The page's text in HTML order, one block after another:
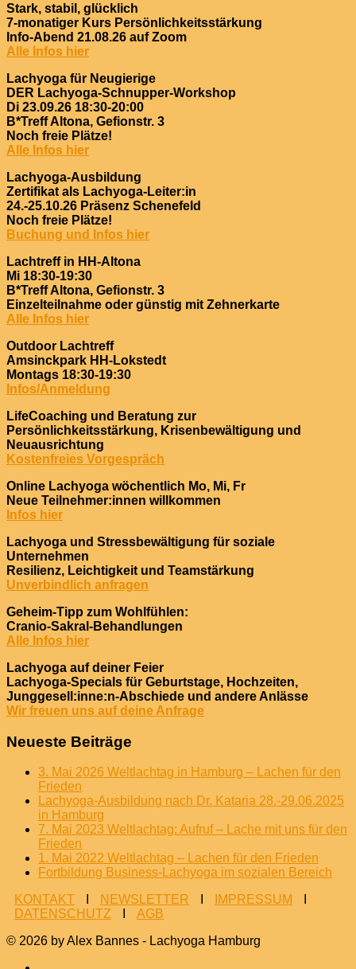
Stark, stabil, glücklich
7-monatiger Kurs Persönlichkeitsstärkung
Info-Abend 21.08.26 auf Zoom
Alle Infos hier
Lachyoga für Neugierige
DER Lachyoga-Schnupper-Workshop
Di 23.09.26 18:30-20:00
B*Treff Altona, Gefionstr. 3
Noch freie Plätze!
Alle Infos hier
Lachyoga-Ausbildung
Zertifikat als Lachyoga-Leiter:in
24.-25.10.26 Präsenz Schenefeld
Noch freie Plätze!
Buchung und Infos hier
Lachtreff in HH-Altona
Mi 18:30-19:30
B*Treff Altona, Gefionstr. 3
Einzelteilnahme oder günstig mit Zehnerkarte
Alle Infos hier
Outdoor Lachtreff
Amsinckpark HH-Lokstedt
Montags 18:30-19:30
Infos/Anmeldung
LifeCoaching und Beratung zur
Persönlichkeitsstärkung, Krisenbewältigung und
Neuausrichtung
Kostenfreies Vorgespräch
Online Lachyoga wöchentlich Mo, Mi, Fr
Neue Teilnehmer:innen willkommen
Infos hier
Lachyoga und Stressbewältigung für soziale
Unternehmen
Resilienz, Leichtigkeit und Teamstärkung
Unverbindlich anfragen
Geheim-Tipp zum Wohlfühlen:
Cranio-Sakral-Behandlungen
Alle Infos hier
Lachyoga auf deiner Feier
Lachyoga-Specials für Geburtstage, Hochzeiten,
Junggesell:inne:n-Abschiede und andere Anlässe
Wir freuen uns auf deine Anfrage
Neueste Beiträge
3. Mai 2026 Weltlachtag in Hamburg – Lachen für den
Frieden
Lachyoga-Ausbildung nach Dr. Kataria 28.-29.06.2025
in Hamburg
7. Mai 2023 Weltlachtag: Aufruf – Lache mit uns für den
Frieden
1. Mai 2022 Weltlachtag – Lachen für den Frieden
Fortbildung Business-Lachyoga im sozialen Bereich
KONTAKT
NEWSLETTER IMPRESSUM
DATENSCHUTZ
AGB
© 2026 by Alex Bannes - Lachyoga Hamburg